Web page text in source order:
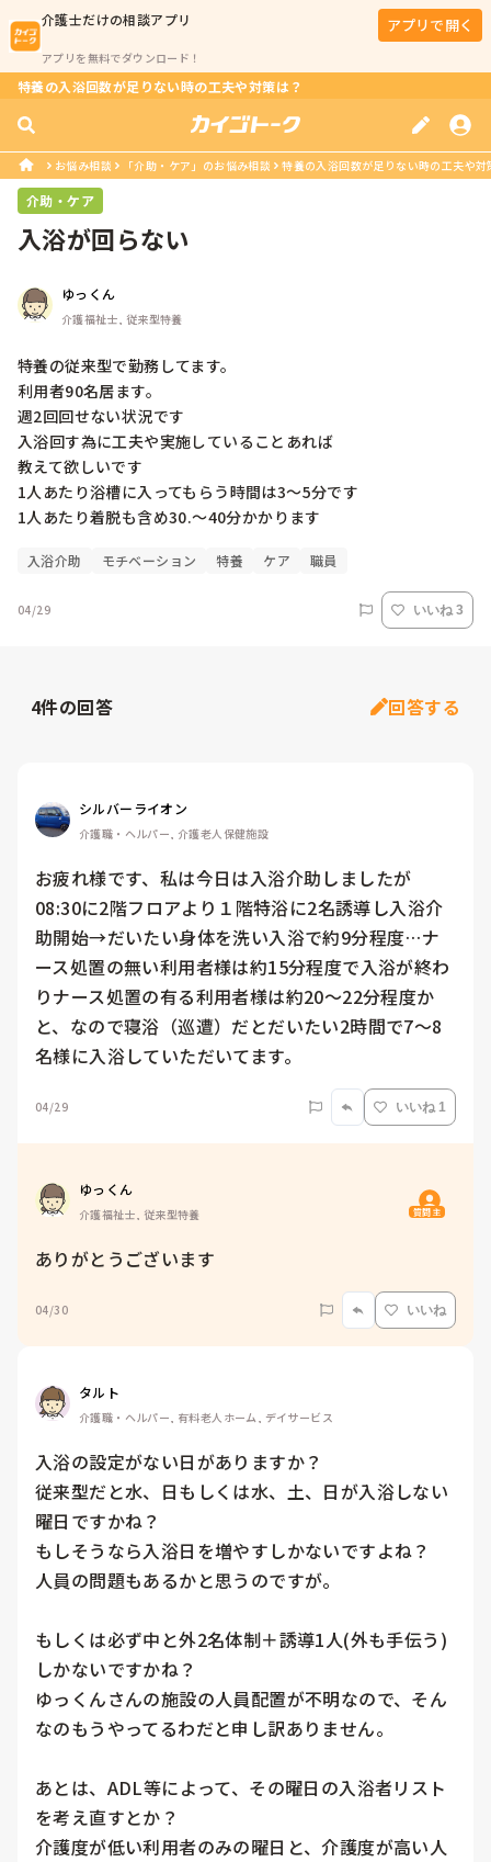
介護士だけの相談アプリ
アプリを無料でダウンロード！
アプリで開く
特養の入浴回数が足りない時の工夫や対策は？
お悩み相談 「介助・ケア」のお悩み相談 特養の入浴回数が足りない時の工夫や対
介助・ケア
入浴が回らない
ゆっくん
介護福祉士, 従来型特養
特養の従来型で勤務してます。
利用者90名居ます。
週2回回せない状況です
入浴回す為に工夫や実施していることあれば
教えて欲しいです
1人あたり浴槽に入ってもらう時間は3～5分です
1人あたり着脱も含め30.〜40分かかります
入浴介助 モチベーション 特養 ケア 職員
04/29 いいね 3
4件の回答 回答する
シルバーライオン
介護職・ヘルパー, 介護老人保健施設
お疲れ様です、私は今日は入浴介助しましたが
08:30に2階フロアより１階特浴に2名誘導し入浴介
助開始→だいたい身体を洗い入浴で約9分程度…ナ
ース処置の無い利用者様は約15分程度で入浴が終わ
りナース処置の有る利用者様は約20〜22分程度か
と、なので寝浴（巡遭）だとだいたい2時間で7〜8
名様に入浴していただいてます。
04/29 いいね 1
ゆっくん
介護福祉士, 従来型特養 質問主
ありがとうございます
04/30 いいね
タルト
介護職・ヘルパー, 有料老人ホーム, デイサービス
入浴の設定がない日がありますか？
従来型だと水、日もしくは水、土、日が入浴しない
曜日ですかね？
もしそうなら入浴日を増やすしかないですよね？
人員の問題もあるかと思うのですが。
もしくは必ず中と外2名体制＋誘導1人(外も手伝う)
しかないですかね？
ゆっくんさんの施設の人員配置が不明なので、そん
なのもうやってるわだと申し訳ありません。
あとは、ADL等によって、その曜日の入浴者リスト
を考え直すとか？
介護度が低い利用者のみの曜日と、介護度が高い人